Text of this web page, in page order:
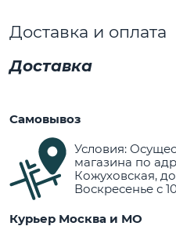
Доставка и оплата
Доставка
Самовывоз
Условия:
магазина по
Кожуховская,
Воскресенье с
Курьер Москва и МО